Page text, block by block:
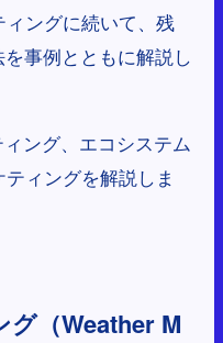
ングに続いて、残
事例とともに解説し
ング、エコシステム
ィングを解説しま
グ（Weather M